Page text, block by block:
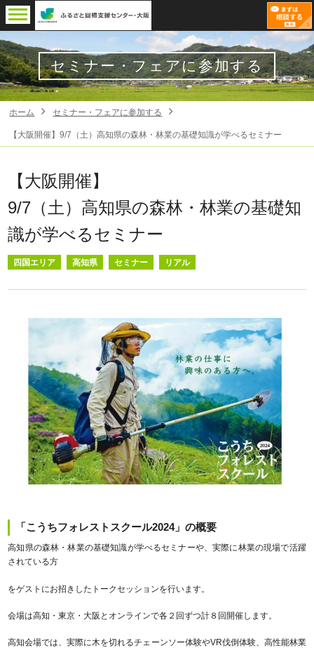
セミナー・フェアに参加する
ホーム セミナー・フェアに参加する
【大阪開催】9/7（土）高知県の森林・林業の基礎知識が学べるセミナー
【大阪開催】
9/7（土）高知県の森林・林業の基礎知
識が学べるセミナー
四国エリア 高知県 セミナー リアル
「こうちフォレストスクール2024」の概要
高知県の森林・林業の基礎知識が学べるセミナーや、実際に林業の現場で活躍
されている方
をゲストにお招きしたトークセッションを行います。
会場は高知・東京・大阪とオンラインで各２回ずつ計８回開催します。
高知会場では、実際に木を切れるチェーンソー体験やVR伐倒体験、高性能林業